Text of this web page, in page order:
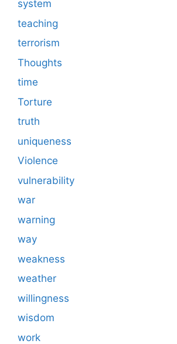
system
teaching
terrorism
Thoughts
time
Torture
truth
uniqueness
Violence
vulnerability
war
warning
way
weakness
weather
willingness
wisdom
work